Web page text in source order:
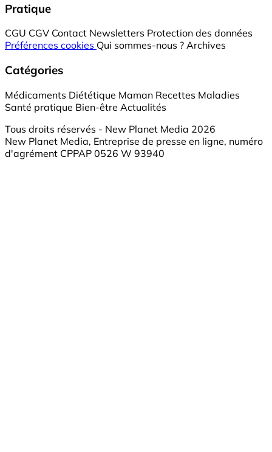
Pratique
CGU CGV Contact Newsletters Protection des données
Préférences cookies Qui sommes-nous ? Archives
Catégories
Médicaments Diététique Maman Recettes Maladies
Santé pratique Bien-être Actualités
Tous droits réservés - New Planet Media 2026
New Planet Media, Entreprise de presse en ligne, numéro
d'agrément CPPAP 0526 W 93940